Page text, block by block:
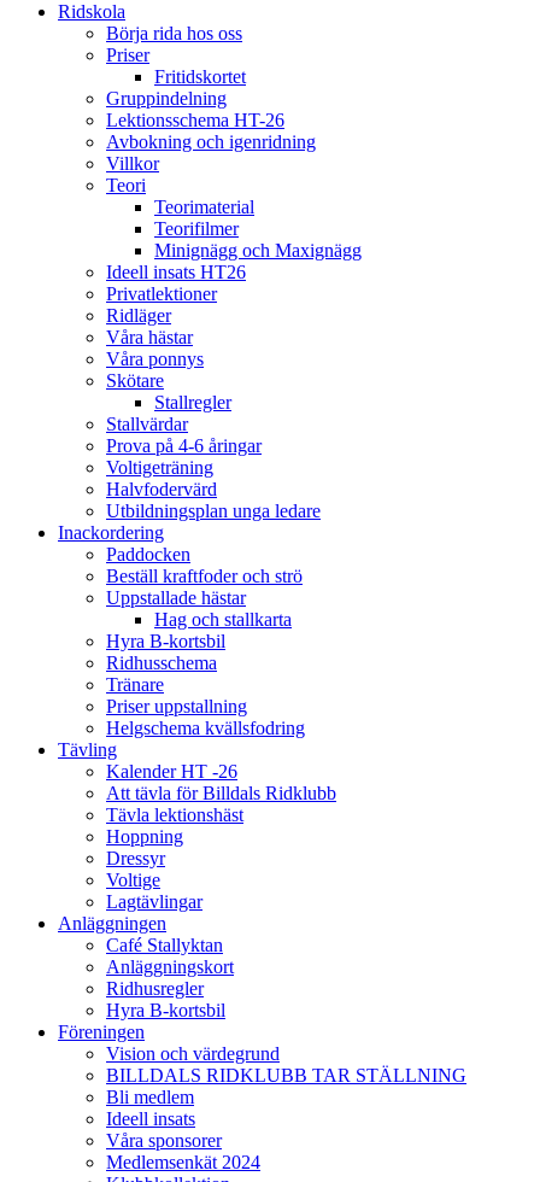
Ridskola
Börja rida hos oss
Priser
Fritidskortet
Gruppindelning
Lektionsschema HT-26
Avbokning och igenridning
Villkor
Teori
Teorimaterial
Teorifilmer
Minignägg och Maxignägg
Ideell insats HT26
Privatlektioner
Ridläger
Våra hästar
Våra ponnys
Skötare
Stallregler
Stallvärdar
Prova på 4-6 åringar
Voltigeträning
Halvfodervärd
Utbildningsplan unga ledare
Inackordering
Paddocken
Beställ kraftfoder och strö
Uppstallade hästar
Hag och stallkarta
Hyra B-kortsbil
Ridhusschema
Tränare
Priser uppstallning
Helgschema kvällsfodring
Tävling
Kalender HT -26
Att tävla för Billdals Ridklubb
Tävla lektionshäst
Hoppning
Dressyr
Voltige
Lagtävlingar
Anläggningen
Café Stallyktan
Anläggningskort
Ridhusregler
Hyra B-kortsbil
Föreningen
Vision och värdegrund
BILLDALS RIDKLUBB TAR STÄLLNING
Bli medlem
Ideell insats
Våra sponsorer
Medlemsenkät 2024